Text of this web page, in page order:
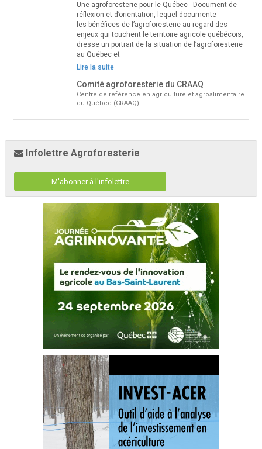
Une agroforesterie pour le Québec - Document de
réflexion et d’orientation, lequel documente
les bénéfices de l’agroforesterie au regard des
enjeux qui touchent le territoire agricole québécois,
dresse un portrait de la situation de l’agroforesterie
au Québec et
Lire la suite
Comité agroforesterie du CRAAQ
Centre de référence en agriculture et agroalimentaire
du Québec (CRAAQ)
Infolettre Agroforesterie
M'abonner à l'infolettre